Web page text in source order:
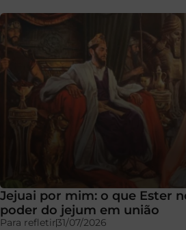
Jejuai por mim: o que Ester
poder do jejum em união
Para refletir31/07/2026